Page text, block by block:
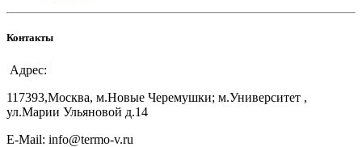
Контакты
Адрес:
117393,Москва, м.Новые Черемушки; м.Университет ,
ул.Марии Ульяновой д.14
E-Mail: info@termo-v.ru